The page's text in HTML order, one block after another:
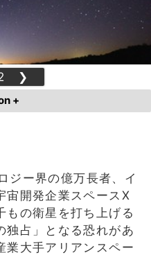
❯
+
ジー界の億万長者、イ
宙開発企業スペースX
もの衛星を打ち上げる
独占」となる恐れがあ
業大手アリアンスペー